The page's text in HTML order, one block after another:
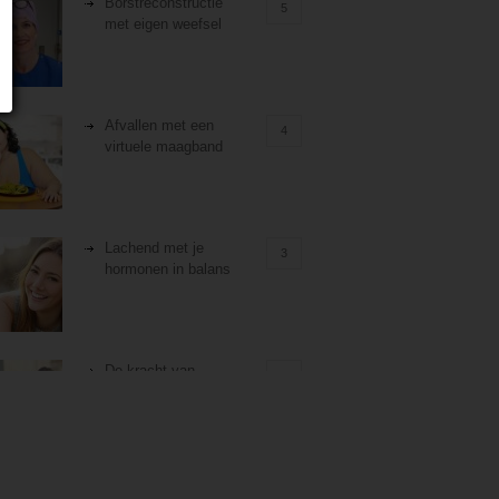
met eigen weefsel
5
Afvallen met een
virtuele maagband
4
Lachend met je
hormonen in balans
3
De kracht van